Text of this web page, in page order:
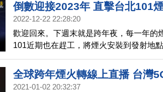
倒數迎接2023年 直擊台北101
2022-12-22 22:28:20
歡迎回來。下週末就是跨年夜，每一年的
101近期也在趕工，將煙火安裝到發射地
的過程。
全球跨年煙火轉線上直播 台灣
2021-01-02 20:32:37